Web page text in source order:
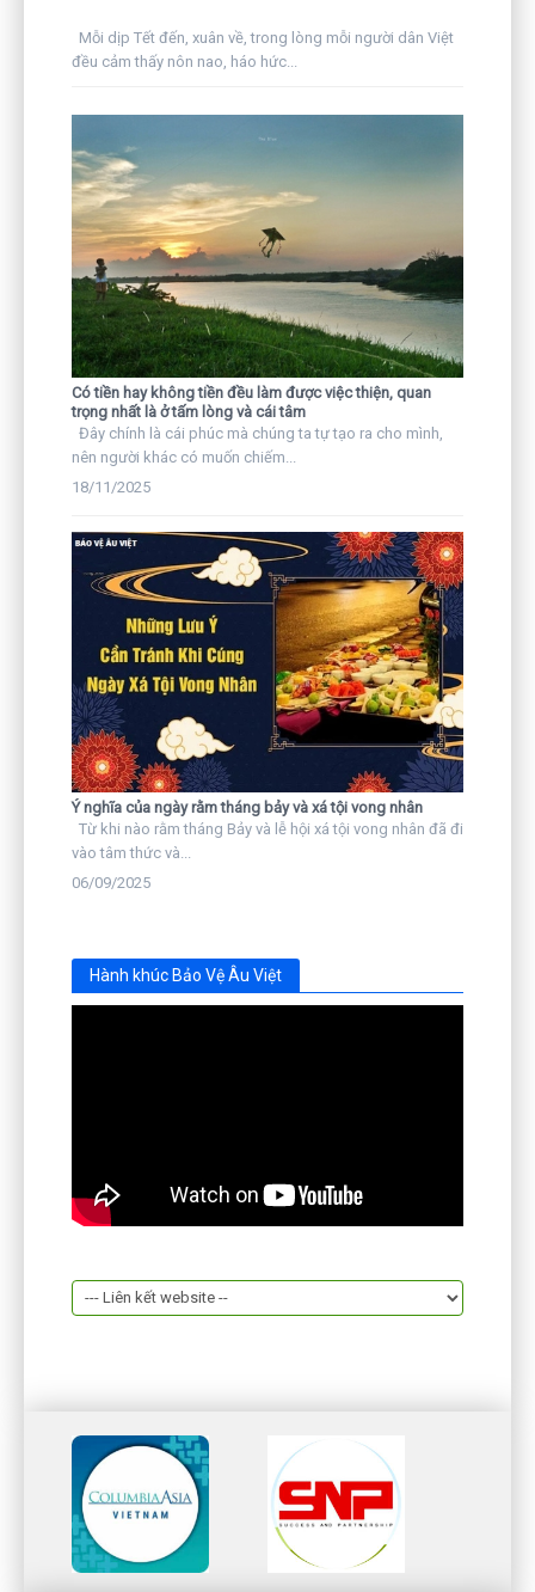
Mỗi dịp Tết đến, xuân về, trong lòng mỗi người dân Việt
đều cảm thấy nôn nao, háo hức...
Có tiền hay không tiền đều làm được việc thiện, quan
trọng nhất là ở tấm lòng và cái tâm
Đây chính là cái phúc mà chúng ta tự tạo ra cho mình,
nên người khác có muốn chiếm...
18/11/2025
Ý nghĩa của ngày rằm tháng bảy và xá tội vong nhân
Từ khi nào rằm tháng Bảy và lễ hội xá tội vong nhân đã đi
vào tâm thức và...
06/09/2025
Hành khúc Bảo Vệ Âu Việt